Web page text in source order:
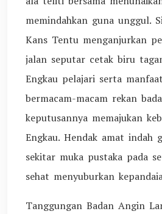
memindahkan guna unggul.
Kans Tentu menganjurkan
jalan seputar cetak biru
Engkau pelajari serta
bermacam-macam rekan
keputusannya memajukan
Engkau. Hendak amat indah
sekitar muka pustaka pada
sehat menyuburkan
Tanggungan Badan Angin